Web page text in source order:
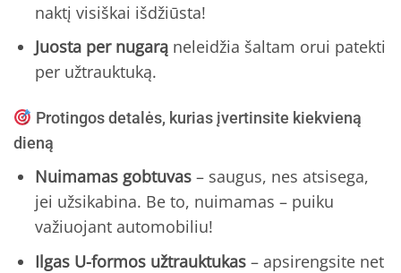
naktį visiškai išdžiūsta!
Juosta per nugarąneleidžia šaltam orui patekti
per užtrauktuką.
Protingos detalės, kurias įvertinsite kiekvieną
dieną
Nuimamas gobtuvas– saugus, nes atsisega,
jei užsikabina. Be to, nuimamas – puiku
važiuojant automobiliu!
Ilgas U-formos užtrauktukas– apsirengsite net